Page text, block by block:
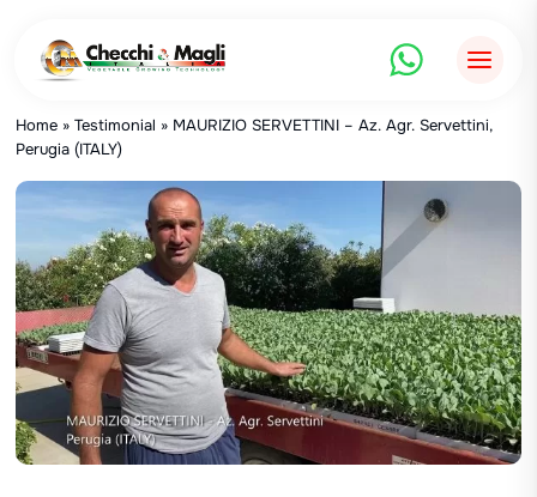
contenido
Home »Testimonial » MAURIZIO SERVETTINI – Az. Agr. Servettini,
Perugia (ITALY)